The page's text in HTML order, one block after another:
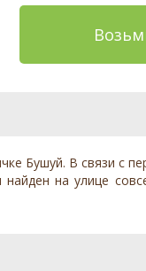
Бушуй. В связи с
на улице